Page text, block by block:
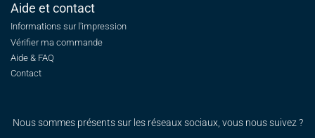
Aide et contact
Informations sur l'impression
Vérifier ma commande
Aide & FAQ
Contact
Nous sommes présents sur les réseaux sociaux, vous nous suivez ?